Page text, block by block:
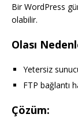
Bir WordPress
olabilir.
Olası
Yetersiz
FTP bağlantı
Çözüm: